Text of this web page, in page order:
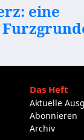
eine
Das Heft
Aktuelle
Abonnieren
Archiv